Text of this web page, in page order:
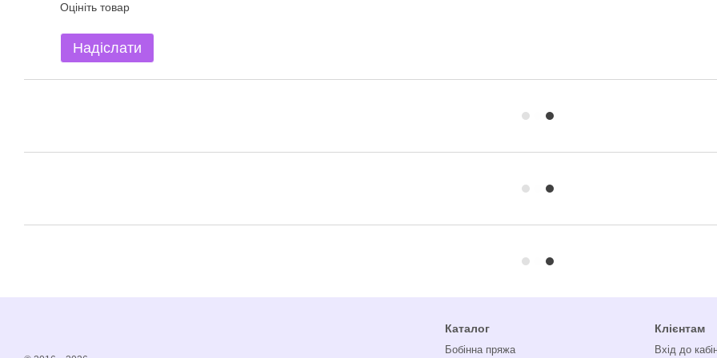
Оцініть товар
Надіслати
Каталог
Бобінна пряжа
Клієнтам
Вхід до